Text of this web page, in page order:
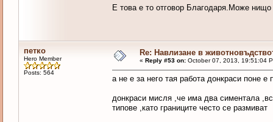
Е това е то отговор Благодаря.Може
петко
Hero Member
Posts: 564
Re: Навлизане в
« Reply #53 on:October 07, 2013, 19:51:04
а не е за него тая работа донкраси поне е
донкраси мисля ,че има два симентала
типове ,като границите често се размиват